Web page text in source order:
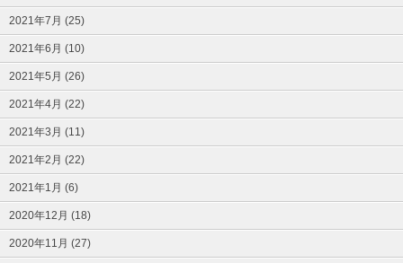
2021年7月 (25)
2021年6月 (10)
2021年5月 (26)
2021年4月 (22)
2021年3月 (11)
2021年2月 (22)
2021年1月 (6)
2020年12月 (18)
2020年11月 (27)